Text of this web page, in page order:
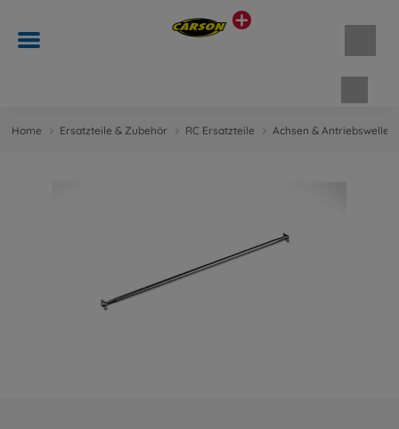
Home Ersatzteile & Zubehör RC Ersatzteile Achsen & Antriebswellen